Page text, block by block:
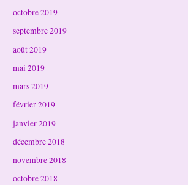
octobre 2019
septembre 2019
août 2019
mai 2019
mars 2019
février 2019
janvier 2019
décembre 2018
novembre 2018
octobre 2018